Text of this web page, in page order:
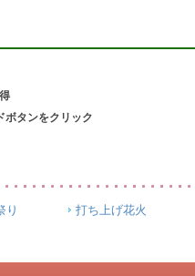
ボタンをクリック
り
打ち上げ花火